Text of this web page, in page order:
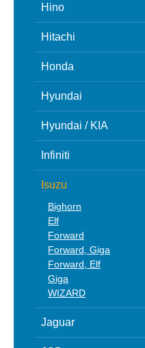
Hino
Hitachi
Honda
Hyundai
Hyundai / KIA
Infiniti
Isuzu
Bighorn
Elf
Forward
Forward, Giga
Forward, Elf
Giga
WIZARD
Jaguar